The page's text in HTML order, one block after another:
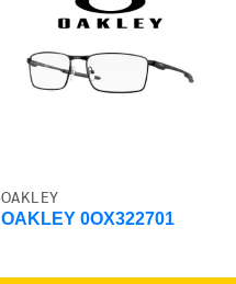
OAKLEY
OAKLEY 0OX322701